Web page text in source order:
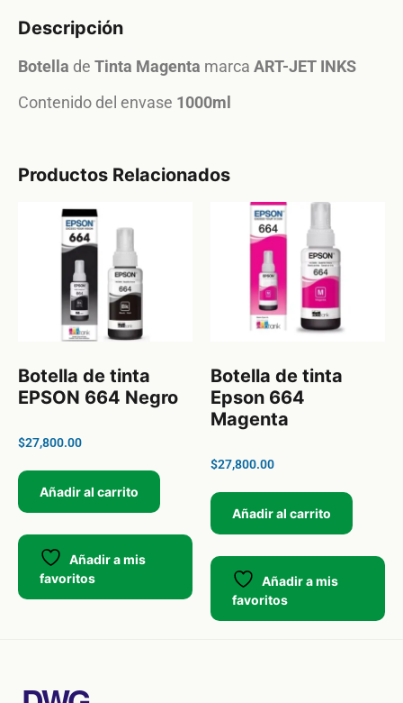
Descripción
Botella de Tinta Magenta marca ART-JET INKS
Contenido del envase 1000ml
Productos Relacionados
Botella de tinta
EPSON 664 Negro
$27,800.00
Añadir al carrito
Añadir a mis
favoritos
Botella de tinta
Epson 664
Magenta
$27,800.00
Añadir al carrito
Añadir a mis
favoritos